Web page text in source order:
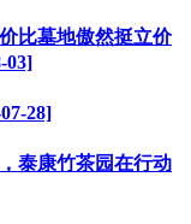
比墓地傲然挺立价
03]
28]
泰康竹茶园在行动